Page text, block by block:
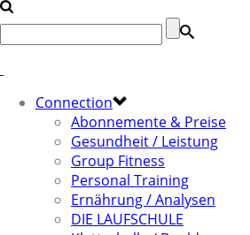
Connection
Abonnemente & Preise
Gesundheit / Leistung
Group Fitness
Personal Training
Ernährung / Analysen
DIE LAUFSCHULE